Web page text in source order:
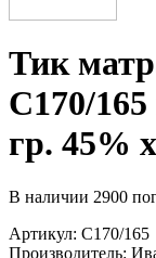
Тик
С170/
гр. 45%
В наличии 2900
Артикул: С170/165
Производитель: